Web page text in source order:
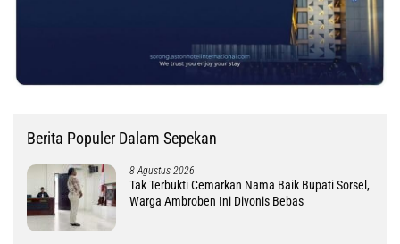
Berita Populer Dalam Sepekan
8 Agustus 2026
Tak Terbukti Cemarkan Nama Baik Bupati Sorsel,
Warga Ambroben Ini Divonis Bebas